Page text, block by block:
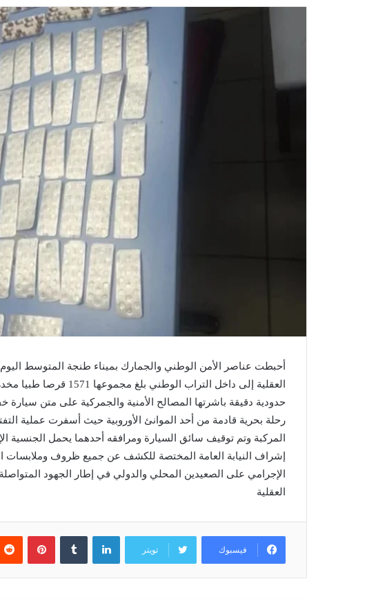
أحبطت عناصر الأمن الوطني والجمارك بميناء طنجة المتوسط
العقلية إلى داخل التراب
حدودية دقيقة باشرتها المصالح الأمنية والجمركية على متن سيارة
رحلة بحرية قادمة من أحد الموانئ الأوروبية حيث أسفرت عملية
المركبة وتم توقيف سائق السيارة ومرافقه أحدهما يحمل
إشراف النيابة العامة المختصة للكشف عن جميع ظروف وملابسات
الإجرامي على الصعيدين المحلي والدولي في إطار الجهود
العقلية
فيسبوك تويتر
لينكدإن